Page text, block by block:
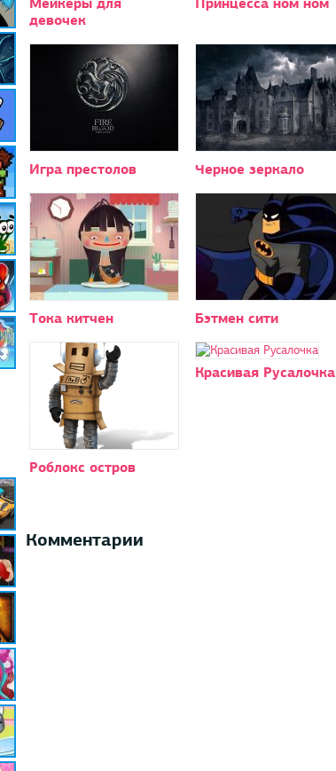
девочек
Игра престолов Черное зеркало
Тока китчен Бэтмен сити
Роблокс остров
Красивая Русалочка
Комментарии